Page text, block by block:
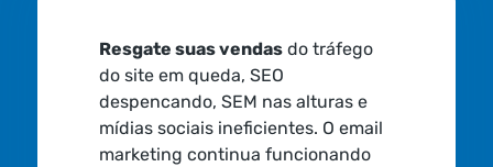
Resgate suas vendasdo tráfego
do site em queda, SEO
despencando, SEM nas alturas e
mídias sociais ineficientes. O email
marketing continua funcionando